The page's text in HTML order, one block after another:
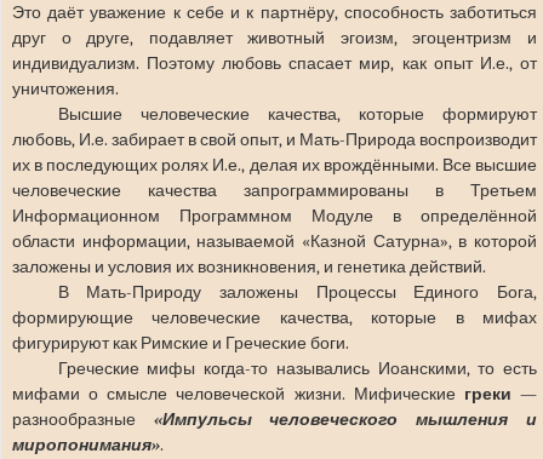
Это даёт уважение к себе и к партнёру, способность заботиться
друг о друге, подавляет животный эгоизм, эгоцентризм и
индивидуализм. Поэтому любовь спасает мир, как опыт И.е., от
уничтожения.
Высшие человеческие качества, которые формируют
любовь, И.е. забирает в свой опыт, и Мать-Природа воспроизводит
их в последующих ролях И.е., делая их врождёнными. Все высшие
человеческие качества запрограммированы в Третьем
Информационном Программном Модуле в определённой
области информации, называемой «Казной Сатурна», в которой
заложены и условия их возникновения, и генетика действий.
В Мать-Природу заложены Процессы Единого Бога,
формирующие человеческие качества, которые в мифах
фигурируют как Римские и Греческие боги.
Греческие мифы когда-то назывались Иоанскими, то есть
мифами о смысле человеческой жизни. Мифические греки—
разнообразные «Импульсы человеческого мышления и
миропонимания».